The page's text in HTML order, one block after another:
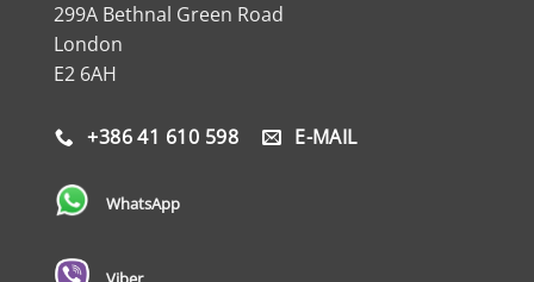
299A Bethnal Green Road
London
E2 6AH
+386 41 610 598 E-MAIL
WhatsApp